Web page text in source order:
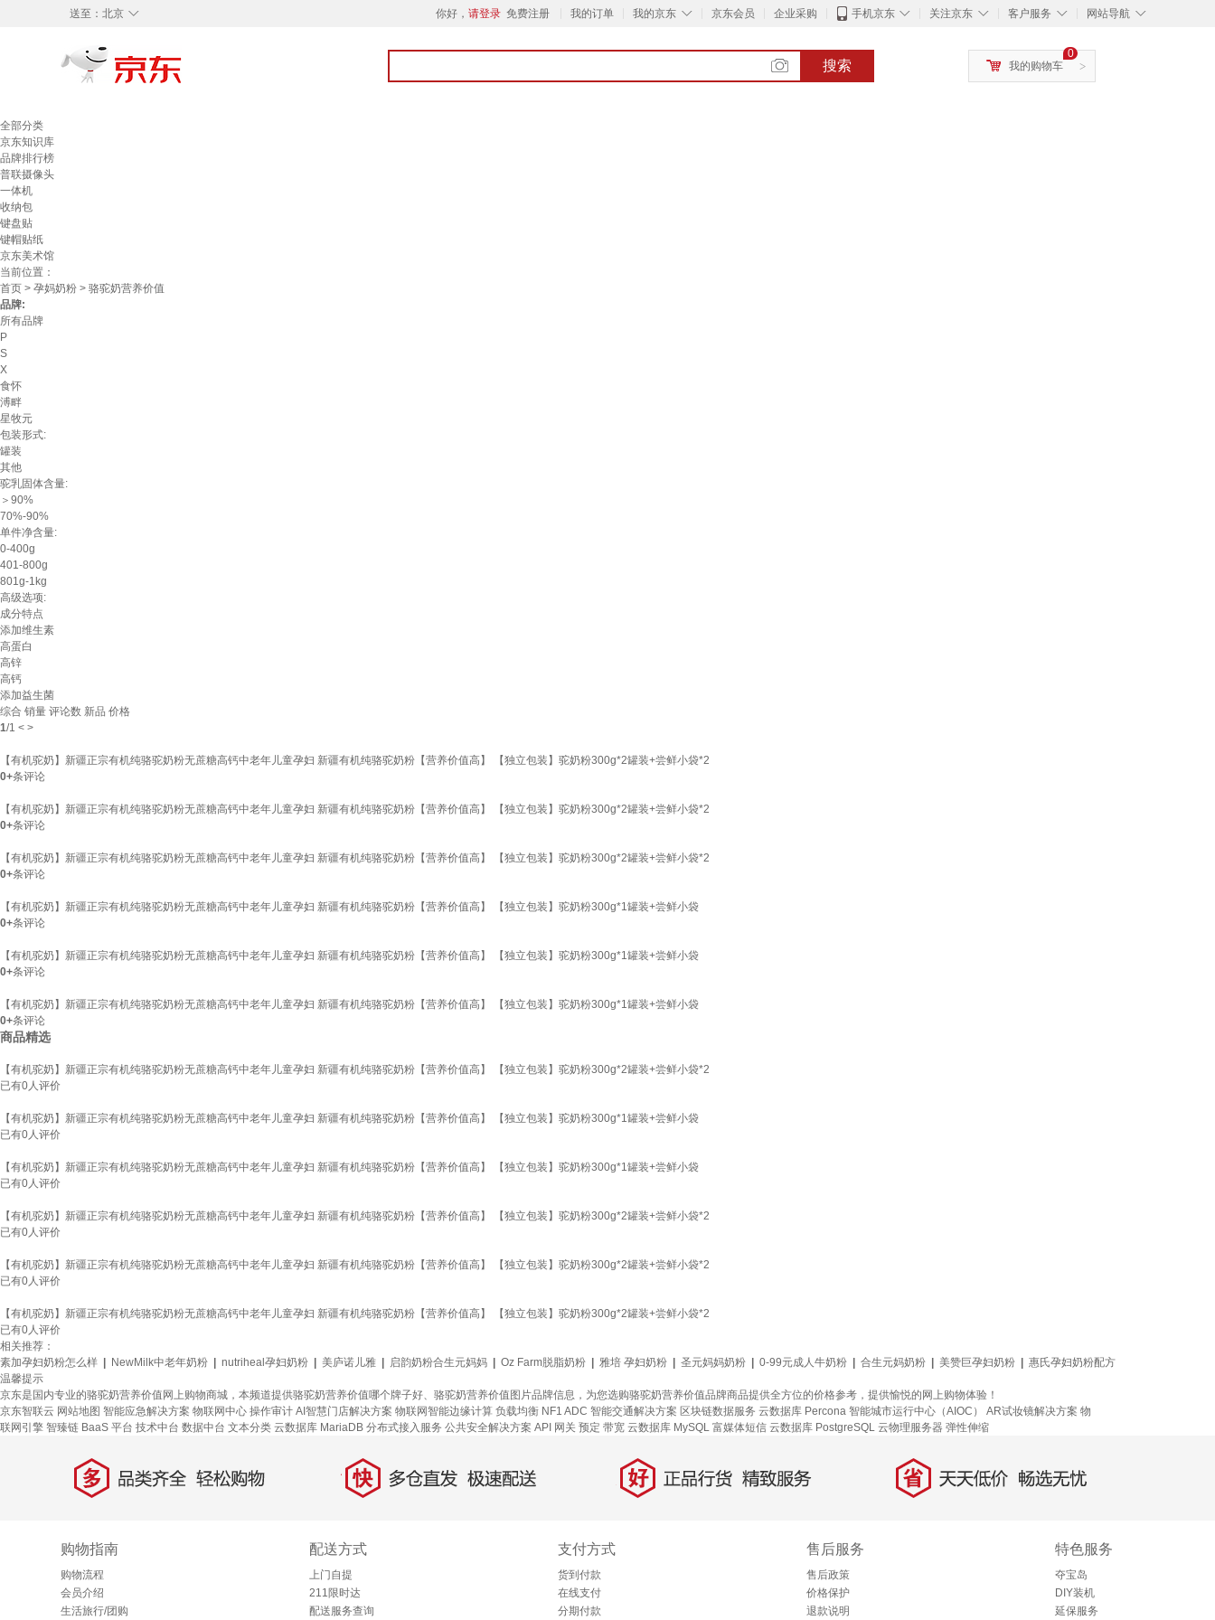
◇
送至： 北京 你好， 请登录 免费注册 我的订单 ◇
我的京东 京东会员 企业采购 ◇
手机京东 ◇
关注京东 ◇
客户服务 ◇
网站导航
搜索 >
0
我的购物车
全部分类
京东知识库
品牌排行榜
普联摄像头
一体机
收纳包
键盘贴
键帽贴纸
京东美术馆
当前位置：
首页 > 孕妈奶粉 > 骆驼奶营养价值
品牌:
所有品牌
P
S
X
食怀
溥畔
星牧元
包装形式:
罐装
其他
驼乳固体含量:
＞90%
70%-90%
单件净含量:
0-400g
401-800g
801g-1kg
高级选项:
成分特点
添加维生素
高蛋白
高锌
高钙
添加益生菌
综合 销量 评论数 新品 价格
1/1 < >
【有机驼奶】新疆正宗有机纯骆驼奶粉无蔗糖高钙中老年儿童孕妇 新疆有机纯骆驼奶粉【营养价值高】 【独立包装】驼奶粉300g*2罐装+尝鲜小袋*2
0+条评论
【有机驼奶】新疆正宗有机纯骆驼奶粉无蔗糖高钙中老年儿童孕妇 新疆有机纯骆驼奶粉【营养价值高】 【独立包装】驼奶粉300g*2罐装+尝鲜小袋*2
0+条评论
【有机驼奶】新疆正宗有机纯骆驼奶粉无蔗糖高钙中老年儿童孕妇 新疆有机纯骆驼奶粉【营养价值高】 【独立包装】驼奶粉300g*2罐装+尝鲜小袋*2
0+条评论
【有机驼奶】新疆正宗有机纯骆驼奶粉无蔗糖高钙中老年儿童孕妇 新疆有机纯骆驼奶粉【营养价值高】 【独立包装】驼奶粉300g*1罐装+尝鲜小袋
0+条评论
【有机驼奶】新疆正宗有机纯骆驼奶粉无蔗糖高钙中老年儿童孕妇 新疆有机纯骆驼奶粉【营养价值高】 【独立包装】驼奶粉300g*1罐装+尝鲜小袋
0+条评论
【有机驼奶】新疆正宗有机纯骆驼奶粉无蔗糖高钙中老年儿童孕妇 新疆有机纯骆驼奶粉【营养价值高】 【独立包装】驼奶粉300g*1罐装+尝鲜小袋
0+条评论
商品精选
【有机驼奶】新疆正宗有机纯骆驼奶粉无蔗糖高钙中老年儿童孕妇 新疆有机纯骆驼奶粉【营养价值高】 【独立包装】驼奶粉300g*2罐装+尝鲜小袋*2
已有0人评价
【有机驼奶】新疆正宗有机纯骆驼奶粉无蔗糖高钙中老年儿童孕妇 新疆有机纯骆驼奶粉【营养价值高】 【独立包装】驼奶粉300g*1罐装+尝鲜小袋
已有0人评价
【有机驼奶】新疆正宗有机纯骆驼奶粉无蔗糖高钙中老年儿童孕妇 新疆有机纯骆驼奶粉【营养价值高】 【独立包装】驼奶粉300g*1罐装+尝鲜小袋
已有0人评价
【有机驼奶】新疆正宗有机纯骆驼奶粉无蔗糖高钙中老年儿童孕妇 新疆有机纯骆驼奶粉【营养价值高】 【独立包装】驼奶粉300g*2罐装+尝鲜小袋*2
已有0人评价
【有机驼奶】新疆正宗有机纯骆驼奶粉无蔗糖高钙中老年儿童孕妇 新疆有机纯骆驼奶粉【营养价值高】 【独立包装】驼奶粉300g*2罐装+尝鲜小袋*2
已有0人评价
【有机驼奶】新疆正宗有机纯骆驼奶粉无蔗糖高钙中老年儿童孕妇 新疆有机纯骆驼奶粉【营养价值高】 【独立包装】驼奶粉300g*2罐装+尝鲜小袋*2
已有0人评价
相关推荐：
素加孕妇奶粉怎么样
NewMilk中老年奶粉 nutriheal孕妇奶粉 美庐诺儿雅 启韵奶粉合生元妈妈 Oz Farm脱脂奶粉 雅培 孕妇奶粉 圣元妈妈奶粉 0-99元成人牛奶粉 合生元妈奶粉 美赞巨孕妇奶粉
惠氏孕妇奶粉配方
温馨提示
京东是国内专业的骆驼奶营养价值网上购物商城，本频道提供骆驼奶营养价值哪个牌子好、骆驼奶营养价值图片品牌信息，为您选购骆驼奶营养价值品牌商品提供全方位的价格参考，提供愉悦的网上购物体验！
京东智联云 网站地图 智能应急解决方案 物联网中心 操作审计 AI智慧门店解决方案 物联网智能边缘计算 负载均衡 NF1 ADC 智能交通解决方案 区块链数据服务 云数据库 Percona 智能城市运行中心（AIOC） AR试妆镜解决方案 物
联网引擎 智臻链 BaaS 平台 技术中台 数据中台 文本分类 云数据库 MariaDB 分布式接入服务 公共安全解决方案 API 网关 预定 带宽 云数据库 MySQL 富媒体短信 云数据库 PostgreSQL 云物理服务器 弹性伸缩
多 品类齐全，轻松购物 快 多仓直发，极速配送 好 正品行货，精致服务 省 天天低价，畅选无忧
购物指南
购物流程
会员介绍
生活旅行/团购
配送方式
上门自提
211限时达
配送服务查询
支付方式
货到付款
在线支付
分期付款
售后服务
售后政策
价格保护
退款说明
特色服务
夺宝岛
DIY装机
延保服务